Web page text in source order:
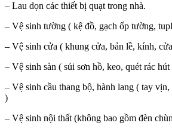
panel
giriş
– Lau dọn các thiết bị quạt trong nhà.
– Vệ sinh tường ( kệ đồ, gạch ốp tường,
– Vệ sinh cửa ( khung cửa, bản lề, kính,
– Vệ sinh sàn ( sủi sơn hồ, keo, quét rác hút
– Vệ sinh cầu thang bộ, hành lang ( tay vịn,
)
– Vệ sinh nội thất (không bao gồm đèn